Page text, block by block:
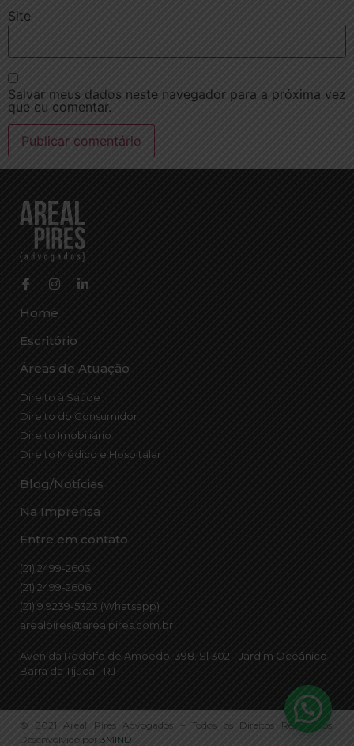
Site
Salvar meus dados neste navegador para a próxima vez
que eu comentar.
Home
Escritório
Áreas de Atuação
Direito à Saúde
Direito do Consumidor
Direito Imobiliário
Direito Médico e Hospitalar
Blog/Notícias
Na Imprensa
Entre em contato
(21) 2499-2603
(21) 2499-2606
(21) 9 9239-5323 (Whatsapp)
arealpires@arealpires.com.br
Avenida Rodolfo de Amoedo, 398. Sl 302 - Jardim Oceânico -
Barra da Tijuca - RJ
© 2021 Areal Pires Advogados – Todos os Direitos Reservados.
Desenvolvido por 3MIND